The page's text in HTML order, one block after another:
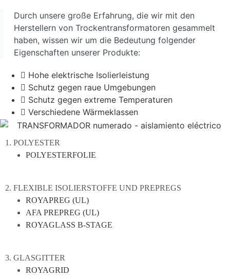
Durch unsere große Erfahrung, die wir mit den
Herstellern von Trockentransformatoren gesammelt
haben, wissen wir um die Bedeutung folgender
Eigenschaften unserer Produkte:
Hohe elektrische Isolierleistung
Schutz gegen raue Umgebungen
Schutz gegen extreme Temperaturen
Verschiedene Wärmeklassen
1. POLYESTER
POLYESTERFOLIE
2. FLEXIBLE ISOLIERSTOFFE UND PREPREGS
ROYAPREG (UL)
AFA PREPREG (UL)
ROYAGLASS B-STAGE
3. GLASGITTER
ROYAGRID